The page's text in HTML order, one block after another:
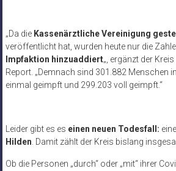
„Da die Kassenärztliche Vereinigung
veröffentlicht hat, wurden heute nur die
Impfaktion hinzuaddiert„, ergänzt der
Report. „Demnach sind 301.882 Menschen
einmal geimpft und 299.203 voll geimpft.“
Leider gibt es es einen neuen Todesfall: eine
Hilden. Damit zählt der Kreis bislang
Ob die Personen „durch“ oder „mit“ ihrer